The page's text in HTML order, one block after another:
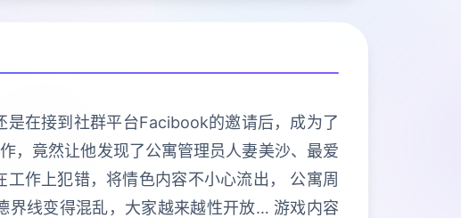
在接到社群平台Facibook的邀请后，成为了
，竟然让他发现了公寓管理员人妻美沙、最爱
作上犯错，将情色内容不小心流出， 公寓周
界线变得混乱，大家越来越性开放… 游戏内容